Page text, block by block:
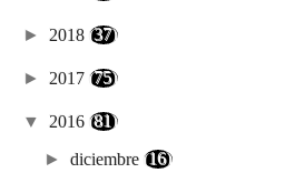
► 2018 (37)
► 2017 (75)
▼ 2016 (81)
►diciembre (16)